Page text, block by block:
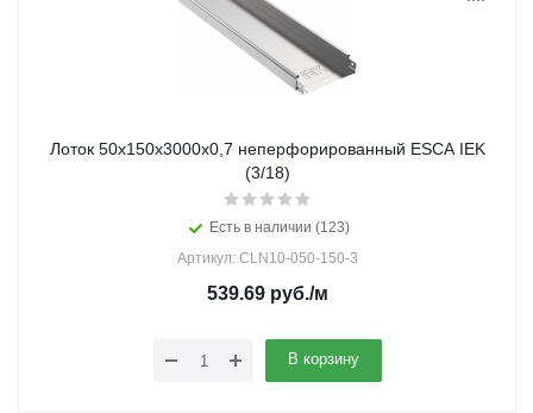
Лоток 50х150х3000х0,7 неперфорированный ESCA IEK
(3/18)
Есть в наличии (123)
Артикул: CLN10-050-150-3
539.69 руб./м
В корзину